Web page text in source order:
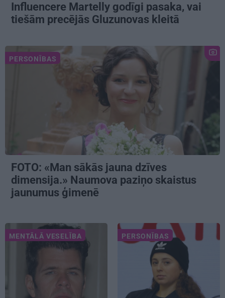
Influencere Martelly godīgi pasaka, vai
tiešām precējās Gluzunovas kleitā
PERSONĪBAS
FOTO: «Man sākās jauna dzīves
dimensija.» Naumova paziņo skaistus
jaunumus ģimenē
MENTĀLĀ VESELĪBA PERSONĪBAS